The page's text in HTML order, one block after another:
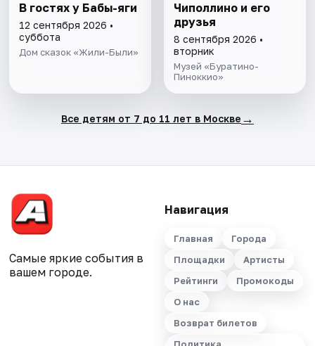
В гостях у Бабы-яги
12 сентября 2026 •
суббота
Дом сказок «Жили-Были»
Чиполлино и его
друзья
8 сентября 2026 •
вторник
Музей «Буратино-
Пиноккио»
Все детям от 7 до 11 лет в Москве →
Самые яркие события в
вашем городе.
Навигация
Главная
Города
Площадки
Артисты
Рейтинги
Промокоды
О нас
Возврат билетов